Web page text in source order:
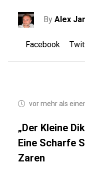
ByAlex
Facebook
vor mehr als
„Der Kleine
Eine Scharfe
Zaren